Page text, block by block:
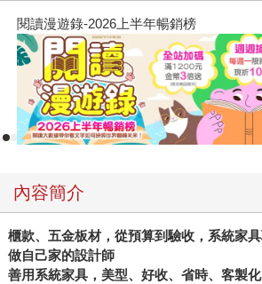
閱讀漫遊錄-2026上半年暢銷榜
內容簡介
櫃款、五金板材，從預算到驗收，系統家
做自己家的設計師
善用系統家具，美型、好收、省時、客製化